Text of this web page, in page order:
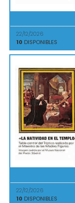
22/12/2026
10 DISPONIBLES
22/12/2026
10 DISPONIBLES